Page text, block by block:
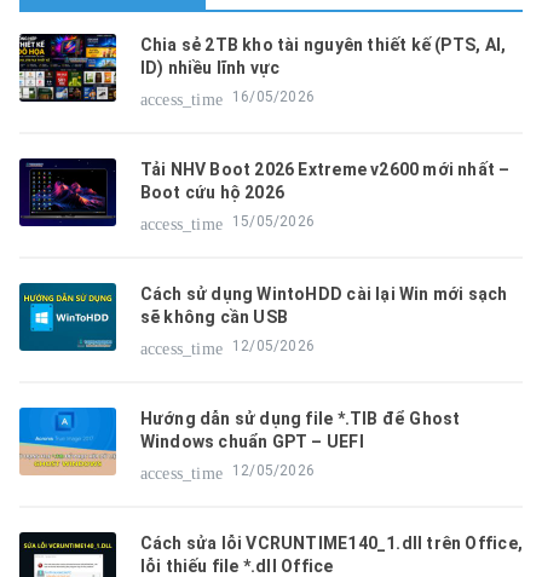
Chia sẻ 2TB kho tài nguyên thiết kế (PTS, AI,
ID) nhiều lĩnh vực
access_time
16/05/2026
Tải NHV Boot 2026 Extreme v2600 mới nhất –
Boot cứu hộ 2026
access_time
15/05/2026
Cách sử dụng WintoHDD cài lại Win mới sạch
sẽ không cần USB
access_time
12/05/2026
Hướng dẫn sử dụng file *.TIB để Ghost
Windows chuẩn GPT – UEFI
access_time
12/05/2026
Cách sửa lỗi VCRUNTIME140_1.dll trên Office,
lỗi thiếu file *.dll Office